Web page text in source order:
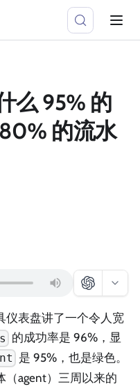
么 95% 的
的流水
仪表盘讲了一个令人宽
的成功率是 96%，显
是 95%，也是绿色。
（agent）三周以来的